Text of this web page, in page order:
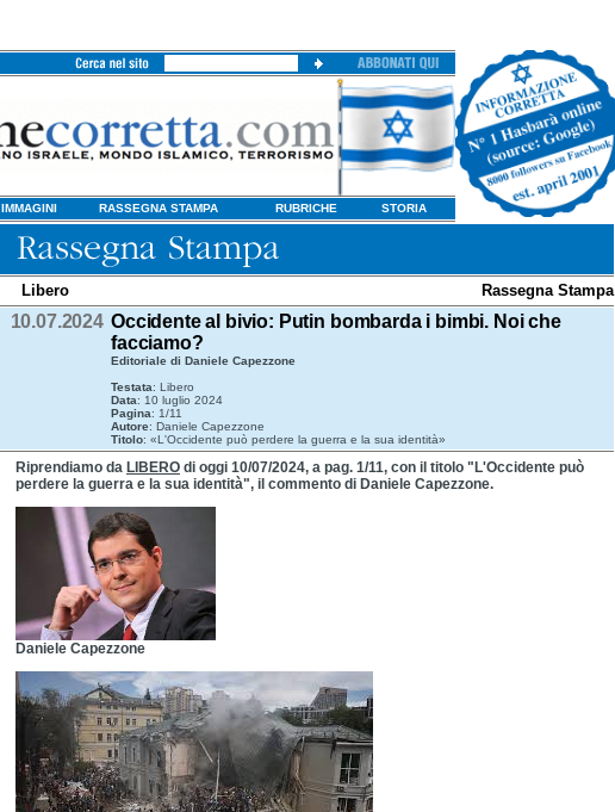
IMMAGINI RASSEGNA STAMPA RUBRICHE STORIA
Libero Rassegna Stampa
10.07.2024 Occidente al bivio: Putin bombarda i bimbi. Noi che
facciamo?
Editoriale di Daniele Capezzone
Testata: Libero
Data: 10 luglio 2024
Pagina: 1/11
Autore: Daniele Capezzone
Titolo: «L'Occidente può perdere la guerra e la sua identità»
Riprendiamo da LIBERO di oggi 10/07/2024, a pag. 1/11, con il titolo "L'Occidente può
perdere la guerra e la sua identità", il commento di Daniele Capezzone.
Daniele Capezzone